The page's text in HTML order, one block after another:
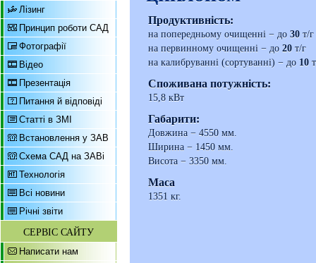
Лізинг
Принцип роботи САД
Фотографії
Відео
Презентація
Питання й відповіді
Статті в ЗМІ
Встановлення у ЗАВ
Схема САД на ЗАВі
Технологія
Всі новини
Річні звіти
СЕРВІС САЙТУ
Написати нам
Продуктивність:
на попередньому очищенні − до 30 т/г
на первинному очищенні − до 20 т/г
на калибруванні (сортуванні) − до 10
Споживана потужність:
15,8 кВт
Габарити:
Довжина − 4550 мм.
Ширина − 1450 мм.
Висота − 3350 мм.
Маса
1351 кг.